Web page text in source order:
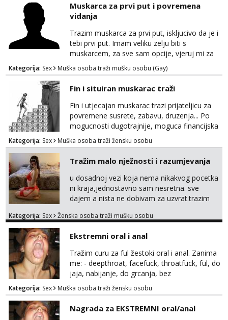
Idealno ne nešto jednokratno već
dogovoreno i na dulje vrijeme. Malo jesam
sramežljiva ali potrudit ću se da budeš
zadovoljan i da imaš nekog za svakodn...
Muskarca za prvi put i povremena
vidanja
Trazim muskarca za prvi put, iskljucivo da je i
tebi prvi put. Imam veliku zelju biti s
muskarcem, za sve sam opcije, vjeruj mi za
sve…pasiv/aktiv/pusenje/ najlonke…ako bude
dobro mozemo nastaviti povremena vidanja
uz maksimalnu diskreciju,sto bude u sobi
tamo i ostaje. Jace sam grade 180cm 110kg.
Ozenjen, uz dogovor o lokaciji i vremenu ja
rjesavam apartman/hotel. Odgovara mi cijela
kontinentalna...
Kategorija: Sex Muška osoba traži mušku osobu (Gay)
Fin i situiran muskarac traži
Fin i utjecajan muskarac trazi prijateljicu za
povremene susrete, zabavu, druzenja... Po
mogucnosti dugotrajnije, moguca financijska
potpora!
Kategorija: Sex Muška osoba traži žensku osobu
Tražim malo nježnosti i razumjevanja
u dosadnoj vezi koja nema nikakvog pocetka
ni kraja,jednostavno sam nesretna. sve
dajem a nista ne dobivam za uzvrat.trazim
trazim puno samo malo njeznosti i
poljupce po tijelu koji me jako
pale,obozavam kad muskarac preuzme
kontrolu . javi se :) Klikni na link ispod i nadji
me tamo, cekam te!
Kategorija: Sex Ženska osoba traži mušku osobu
Ekstremni oral i anal
Tražim curu za ful žestoki oral i anal. Zanima
me: - deepthroat, facefuck, throatfuck, ful, do
jaja, nabijanje, do grcanja, bez
ograničavanja... - fisting (ili big insertions),
gaping, DAP/TAP, prolapse, sirenje... Ako
možeš nešto od toga i spremna si, javi se.
Kategorija: Sex Muška osoba traži žensku osobu
Nagrada za EKSTREMNI oral/anal